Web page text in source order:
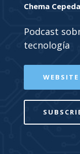
Chema
Podcast
tecnología
WEBSITE